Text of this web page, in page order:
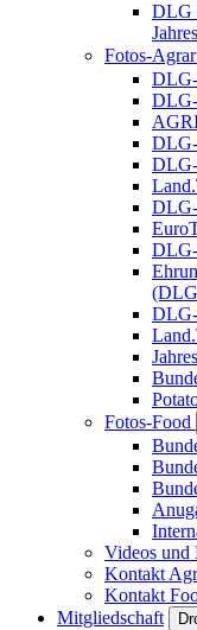
DLG
Fotos-Agrar
DLG-
DLG-
Fotos-Food
Videos und
Kontakt
Kontakt
Mitgliedschaft